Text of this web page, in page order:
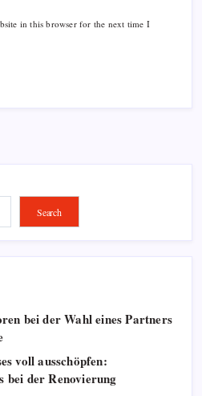
in this browser for the next time I
Search
bei der Wahl eines Partners
voll ausschöpfen:
bei der Renovierung